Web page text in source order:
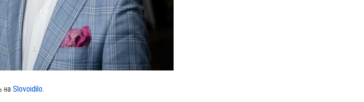
на Slovoidilo.